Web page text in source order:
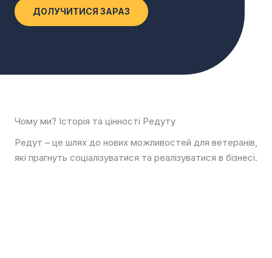
ДОЛУЧИТИСЯ ЗАРАЗ
Чому ми? Історія та цінності Редуту
Редут – це шлях до нових можливостей для ветеранів,
які прагнуть соціалізуватися та реалізуватися в бізнесі.